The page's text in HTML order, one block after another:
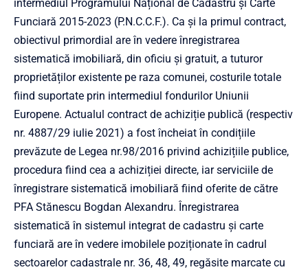
intermediul Programului Național de Cadastru și Carte
Funciară 2015-2023 (P.N.C.C.F.). Ca și la primul contract,
obiectivul primordial are în vedere înregistrarea
sistematică imobiliară, din oficiu și gratuit, a tuturor
proprietăților existente pe raza comunei, costurile totale
fiind suportate prin intermediul fondurilor Uniunii
Europene. Actualul contract de achiziție publică (respectiv
nr. 4887/29 iulie 2021) a fost încheiat în condițiile
prevăzute de Legea nr.98/2016 privind achizițiile publice,
procedura fiind cea a achiziției directe, iar serviciile de
înregistrare sistematică imobiliară fiind oferite de către
PFA Stănescu Bogdan Alexandru. Înregistrarea
sistematică în sistemul integrat de cadastru și carte
funciară are în vedere imobilele poziționate în cadrul
sectoarelor cadastrale nr. 36, 48, 49, regăsite marcate cu